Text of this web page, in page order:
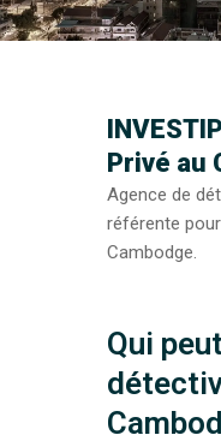
Privé au
Agence de
référente
Cambodge.
Qui